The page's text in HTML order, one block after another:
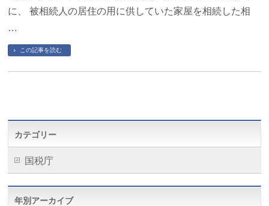
に、 被相続人の居住の用に供していた家屋を相続した相
…
この記事を読む
カテゴリー
国税庁
年別アーカイブ